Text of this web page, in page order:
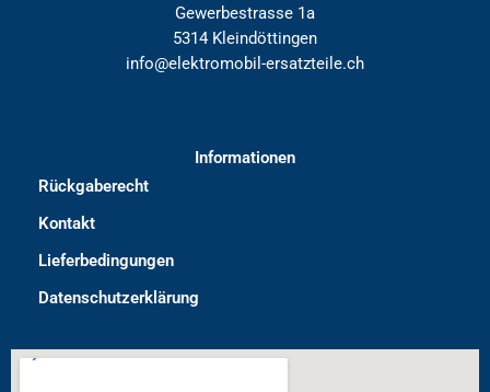
Gewerbestrasse 1a
5314 Kleindöttingen
info@elektromobil-ersatzteile.ch
Informationen
Rückgaberecht
Kontakt
Lieferbedingungen
Datenschutzerklärung